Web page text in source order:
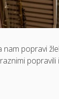
popravi